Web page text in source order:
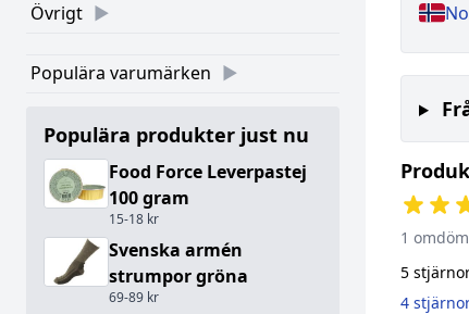
Övrigt
Populära varumärken
Populära produkter just nu
Food Force Leverpastej
100 gram
15-18 kr
Svenska armén
strumpor gröna
69-89 kr
1
5
4